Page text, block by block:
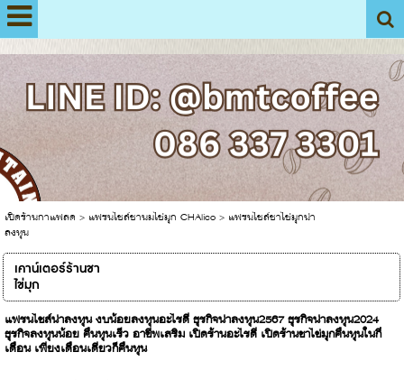
เปิดร้านกาแฟสด > แฟรนไชส์ชานมไข่มุก CHAlico> แฟรนไชส์ชาไข่มุกน่า
ลงทุน
เคาน์เตอร์ร้านชา
ไข่มุก
แฟรนไชส์น่าลงทุน งบน้อยลงทุนอะไรดี ธุรกิจน่าลงทุน2567 ธุรกิจน่าลงทุน2024
ธุรกิจลงทุนน้อย คืนทุนเร็ว อาชีพเสริม เปิดร้านอะไรดี เปิดร้านชาไข่มุกคืนทุนในกี่
เดือน เพียงเดือนเดียวก็คืนทุน